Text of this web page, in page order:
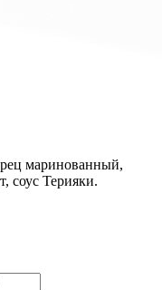
маринованный,
соус Терияки.